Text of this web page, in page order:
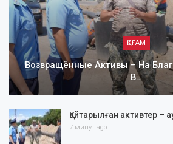
ҚОҒАМ
Возвращённые Активы – На
В…
Қайтарылған активтер –
7 минут ago